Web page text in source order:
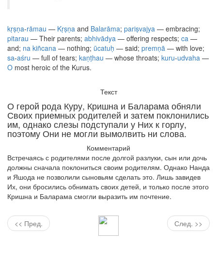
kṛṣṇa-rāmau — Kṛṣṇa and Balarāma; pariṣvajya — embracing;
pitarau — Their parents; abhivādya — offering respects; ca —
and; na kiñcana — nothing; ūcatuḥ — said; premṇā — with love;
sa-aśru — full of tears; kaṇṭhau — whose throats; kuru-udvaha —
O most heroic of the Kurus.
Текст
О герой рода Куру, Кришна и Баларама обняли
Своих приемных родителей и затем поклонились
им, однако слезы подступали у Них к горлу,
поэтому Они не могли вымолвить ни слова.
Комментарий
Встречаясь с родителями после долгой разлуки, сын или дочь
должны сначала поклониться своим родителям. Однако Нанда
и Яшода не позволили сыновьям сделать это. Лишь завидев
Их, они бросились обнимать своих детей, и только после этого
Кришна и Баларама смогли выразить им почтение.
<< Пред. След. >>